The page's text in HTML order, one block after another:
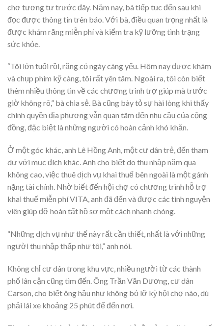
chợ tương tự trước đây. Năm nay, bà tiếp tục đến sau khi
đọc được thông tin trên báo. Với bà, điều quan trọng nhất là
được khám răng miễn phí và kiểm tra kỹ lưỡng tình trạng
sức khỏe.
“Tôi lớn tuổi rồi, răng cỏ ngày càng yếu. Hôm nay được khám
và chụp phim kỹ càng, tôi rất yên tâm. Ngoài ra, tôi còn biết
thêm nhiều thông tin về các chương trình trợ giúp mà trước
giờ không rõ,” bà chia sẻ. Bà cũng bày tỏ sự hài lòng khi thấy
chính quyền địa phương vẫn quan tâm đến nhu cầu của cộng
đồng, đặc biệt là những người có hoàn cảnh khó khăn.
Ở một góc khác, anh Lê Hồng Anh, một cư dân trẻ, đến tham
dự với mục đích khác. Anh cho biết do thu nhập năm qua
không cao, việc thuê dịch vụ khai thuế bên ngoài là một gánh
nặng tài chính. Nhờ biết đến hội chợ có chương trình hỗ trợ
khai thuế miễn phí VITA, anh đã đến và được các tình nguyện
viên giúp đỡ hoàn tất hồ sơ một cách nhanh chóng.
“Những dịch vụ như thế này rất cần thiết, nhất là với những
người thu nhập thấp như tôi,” anh nói.
Không chỉ cư dân trong khu vực, nhiều người từ các thành
phố lân cận cũng tìm đến. Ông Trần Văn Dương, cư dân
Carson, cho biết ông hầu như không bỏ lỡ kỳ hội chợ nào, dù
phải lái xe khoảng 25 phút để đến nơi.